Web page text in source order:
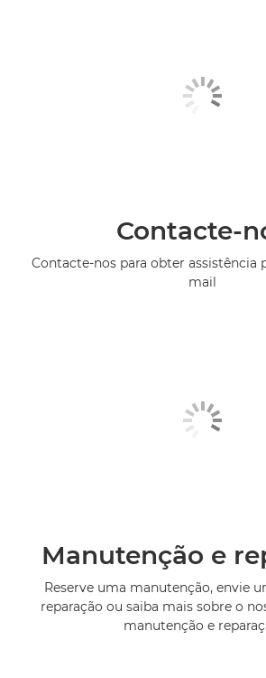
Contacte-
Contacte-nos para obter assistência
mail
Manutenção e
Reserve uma manutenção, envie
reparação ou saiba mais sobre o
manutenção e